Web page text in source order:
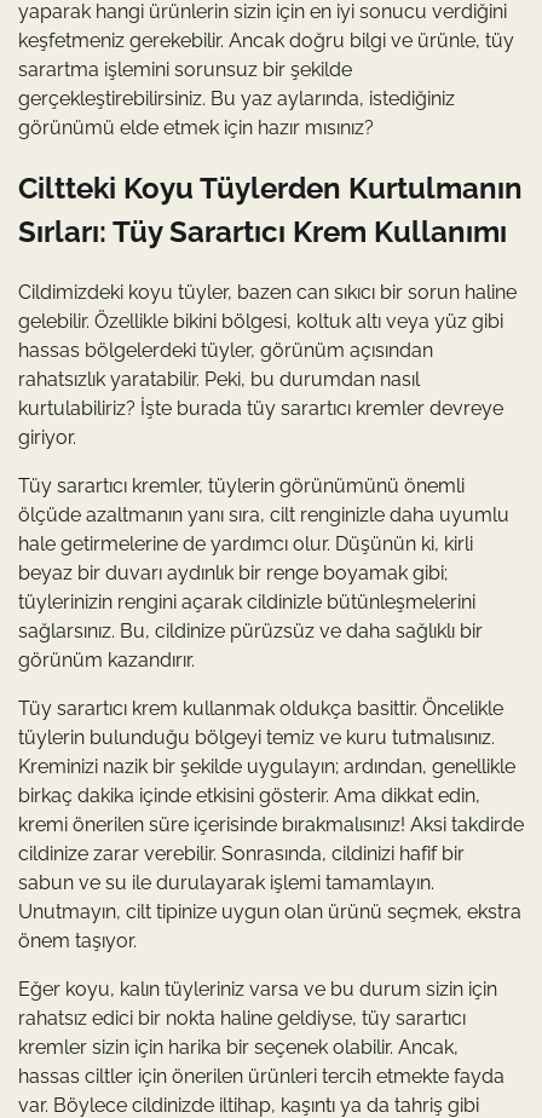
yaparak hangi ürünlerin sizin için en iyi sonucu verdiğini
keşfetmeniz gerekebilir. Ancak doğru bilgi ve ürünle, tüy
sarartma işlemini sorunsuz bir şekilde
gerçekleştirebilirsiniz. Bu yaz aylarında, istediğiniz
görünümü elde etmek için hazır mısınız?
Ciltteki Koyu Tüylerden Kurtulmanın
Sırları: Tüy Sarartıcı Krem Kullanımı
Cildimizdeki koyu tüyler, bazen can sıkıcı bir sorun haline
gelebilir. Özellikle bikini bölgesi, koltuk altı veya yüz gibi
hassas bölgelerdeki tüyler, görünüm açısından
rahatsızlık yaratabilir. Peki, bu durumdan nasıl
kurtulabiliriz? İşte burada tüy sarartıcı kremler devreye
giriyor.
Tüy sarartıcı kremler, tüylerin görünümünü önemli
ölçüde azaltmanın yanı sıra, cilt renginizle daha uyumlu
hale getirmelerine de yardımcı olur. Düşünün ki, kirli
beyaz bir duvarı aydınlık bir renge boyamak gibi;
tüylerinizin rengini açarak cildinizle bütünleşmelerini
sağlarsınız. Bu, cildinize pürüzsüz ve daha sağlıklı bir
görünüm kazandırır.
Tüy sarartıcı krem kullanmak oldukça basittir. Öncelikle
tüylerin bulunduğu bölgeyi temiz ve kuru tutmalısınız.
Kreminizi nazik bir şekilde uygulayın; ardından, genellikle
birkaç dakika içinde etkisini gösterir. Ama dikkat edin,
kremi önerilen süre içerisinde bırakmalısınız! Aksi takdirde
cildinize zarar verebilir. Sonrasında, cildinizi hafif bir
sabun ve su ile durulayarak işlemi tamamlayın.
Unutmayın, cilt tipinize uygun olan ürünü seçmek, ekstra
önem taşıyor.
Eğer koyu, kalın tüyleriniz varsa ve bu durum sizin için
rahatsız edici bir nokta haline geldiyse, tüy sarartıcı
kremler sizin için harika bir seçenek olabilir. Ancak,
hassas ciltler için önerilen ürünleri tercih etmekte fayda
var. Böylece cildinizde iltihap, kaşıntı ya da tahriş gibi